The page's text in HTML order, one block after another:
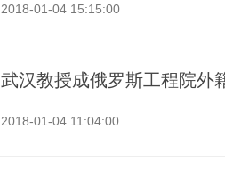
2018-01-04 15:15:00
武汉教授成俄罗斯工程院外
2018-01-04 11:04:00